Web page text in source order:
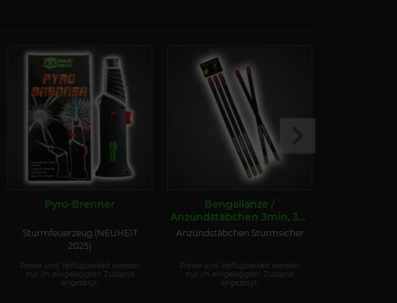
Pyro-Brenner
Sturmfeuerzeug (NEUHEIT
2025)
Preise und Verfügbarkeit werden
nur im eingeloggten Zustand
angezeigt.
Bengallanze /
Anzündstäbchen 3min, 3er
Pack
Anzündstäbchen Sturmsicher
Preise und Verfügbarkeit werden
nur im eingeloggten Zustand
angezeigt.